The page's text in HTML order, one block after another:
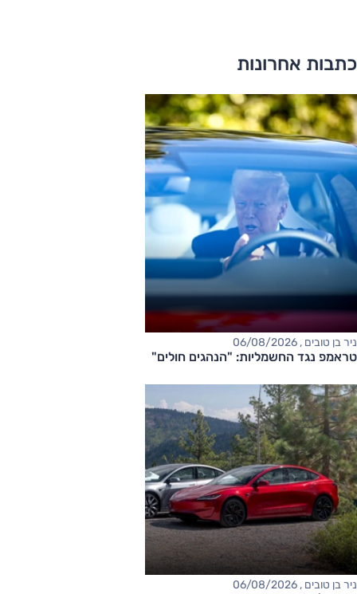
כתבות אחרונות
ניר בן טובים , 06/08/2026
טראמפ נגד החשמליות: "הנהגים חולים"
ניר בן טובים , 06/08/2026